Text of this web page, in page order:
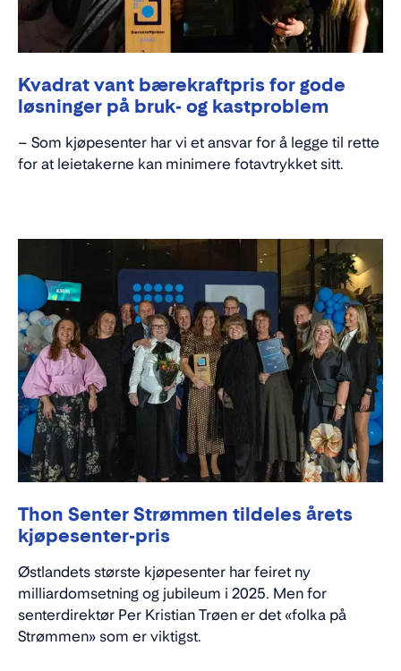
Kvadrat vant bærekraftpris for gode
løsninger på bruk- og kastproblem
– Som kjøpesenter har vi et ansvar for å legge til rette
for at leietakerne kan minimere fotavtrykket sitt.
Thon Senter Strømmen tildeles årets
kjøpesenter-pris
Østlandets største kjøpesenter har feiret ny
milliardomsetning og jubileum i 2025. Men for
senterdirektør Per Kristian Trøen er det «folka på
Strømmen» som er viktigst.